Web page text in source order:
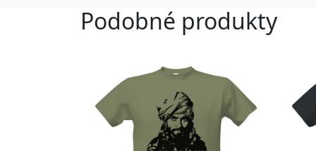
Podobné produkty
Přizpůsobitelný motiv